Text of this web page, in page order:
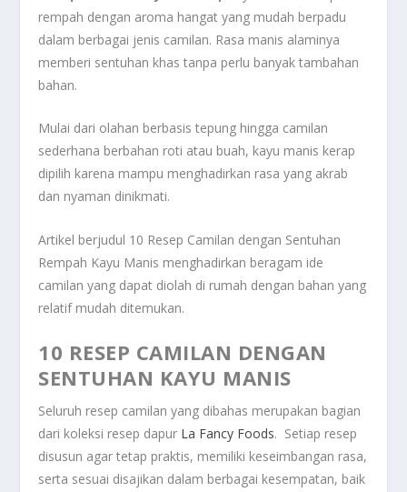
rempah dengan aroma hangat yang mudah berpadu
dalam berbagai jenis camilan. Rasa manis alaminya
memberi sentuhan khas tanpa perlu banyak tambahan
bahan.
Mulai dari olahan berbasis tepung hingga camilan
sederhana berbahan roti atau buah, kayu manis kerap
dipilih karena mampu menghadirkan rasa yang akrab
dan nyaman dinikmati.
Artikel berjudul 10 Resep Camilan dengan Sentuhan
Rempah Kayu Manis menghadirkan beragam ide
camilan yang dapat diolah di rumah dengan bahan yang
relatif mudah ditemukan.
10 RESEP CAMILAN DENGAN
SENTUHAN KAYU MANIS
Seluruh resep camilan yang dibahas merupakan bagian
dari koleksi resep dapur La Fancy Foods. Setiap resep
disusun agar tetap praktis, memiliki keseimbangan rasa,
serta sesuai disajikan dalam berbagai kesempatan, baik